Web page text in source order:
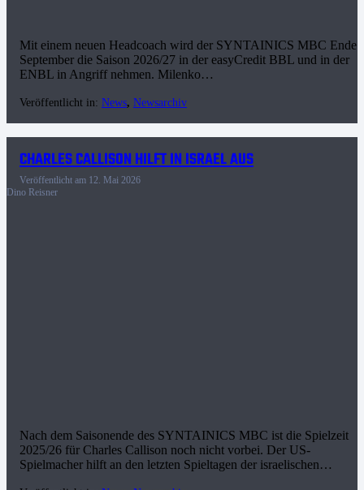
Mit einem neuen Headcoach wird der SYNTAINICS MBC Ende
September die Saison 2026/27 in der easyCredit BBL und in der
ENBL in Angriff nehmen. Milenko…
Veröffentlicht in: News, Newsarchiv
CHARLES CALLISON HILFT IN ISRAEL AUS
Veröffentlicht am 12. Mai 2026
Dino Reisner
Nach dem Saisonende des SYNTAINICS MBC ist die Spielzeit
2025/26 für Charles Callison noch nicht vorbei. Der US-
Spielmacher hilft an den letzten Spieltagen der israelischen…